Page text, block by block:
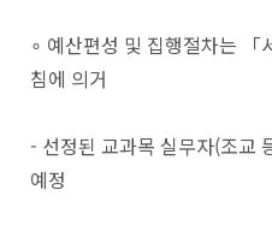
∘ 예산편성 및 집행절차는 「
침에 의거
- 선정된 교과목 실무자(조교
예정